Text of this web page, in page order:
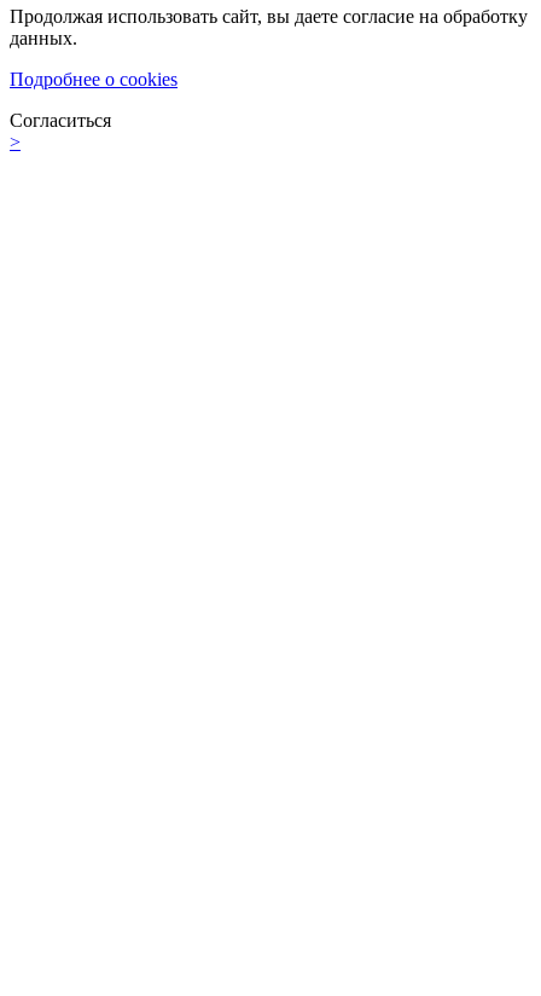
Продолжая использовать сайт, вы даете согласие на обработку
данных.
Подробнее о cookies
Согласиться
>